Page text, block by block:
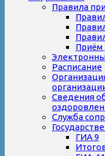
Правила
Приём
Расписание
Сведения
Служба
ГИА 9